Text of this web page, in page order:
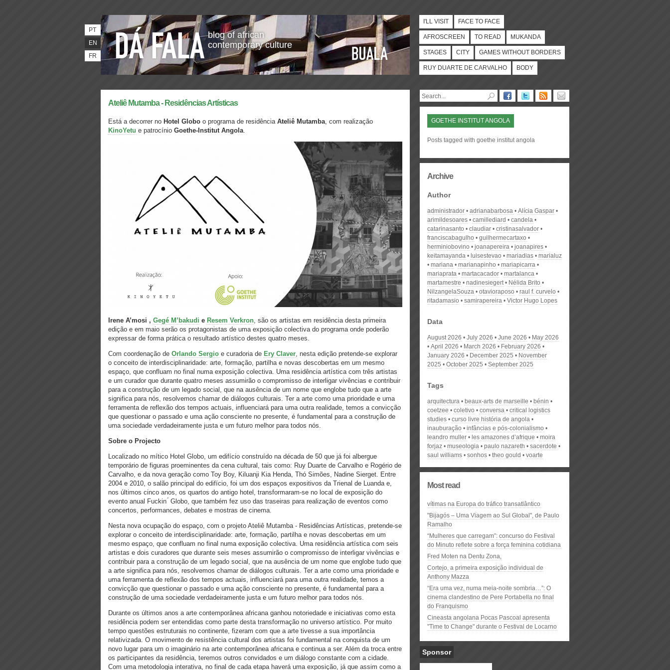
blog of african
contemporary culture
PT
EN
FR
I'LL VISIT FACE TO FACE
AFROSCREEN TO READ MUKANDA
STAGES CITY GAMES WITHOUT BORDERS
RUY DUARTE DE CARVALHO BODY
Ateliê Mutamba - Residências Artísticas
Está a decorrer no Hotel Globo o programa de residência Ateliê Mutamba, com realização
KinoYetu e patrocínio Goethe-Institut Angola.
Irene A’mosi , Gegé M’bakudi e Resem Verkron, são os artistas em residência desta primeira
edição e em maio serão os protagonistas de uma exposição colectiva do programa onde poderão
expressar de forma prática o resultado artístico destes quatro meses.
Com coordenação de Orlando Sergio e curadoria de Ery Claver, nesta edição pretende-se explorar
o conceito de interdisciplinaridade: arte, formação, partilha e novas descobertas em um mesmo
espaço, que confluam no final numa exposição colectiva. Uma residência artística com três artistas
e um curador que durante quatro meses assumirão o compromisso de interligar vivências e contribuir
para a construção de um legado social, que na ausência de um nome que englobe tudo que a arte
significa para nós, resolvemos chamar de diálogos culturais. Ter a arte como uma prioridade e uma
ferramenta de reflexão dos tempos actuais, influenciará para uma outra realidade, temos a convicção
que questionar o passado e uma ação consciente no presente, é fundamental para a construção de
uma sociedade verdadeiramente justa e um futuro melhor para todos nós.
Sobre o Projecto
Localizado no mítico Hotel Globo, um edifício construído na década de 50 que já foi albergue
temporário de figuras proeminentes da cena cultural, tais como: Ruy Duarte de Carvalho e Rogério de
Carvalho, e da nova geração como Toy Boy, Kiluanji Kia Henda, Thó Simões, Nadine Sierget. Entre
2004 e 2010, o salão principal do edifício, foi um dos espaços expositivos da Trienal de Luanda e,
nos últimos cinco anos, os quartos do antigo hotel, transformaram-se no local de exposição do
evento anual Fuckin ́ Globo, que também fez uso das traseiras para realização de eventos como
concertos, performances, debates e mostras de cinema.
Nesta nova ocupação do espaço, com o projeto Ateliê Mutamba - Residências Artísticas, pretende-se
explorar o conceito de interdisciplinaridade: arte, formação, partilha e novas descobertas em um
mesmo espaço, que confluam no final numa exposição colectiva. Uma residência artística com seis
artistas e dois curadores que durante seis meses assumirão o compromisso de interligar vivências e
contribuir para a construção de um legado social, que na ausência de um nome que englobe tudo que
a arte significa para nós, resolvemos chamar de diálogos culturais. Ter a arte como uma prioridade e
uma ferramenta de reflexão dos tempos actuais, influenciará para uma outra realidade, temos a
convicção que questionar o passado e uma ação consciente no presente, é fundamental para a
construção de uma sociedade verdadeiramente justa e um futuro melhor para todos nós.
Durante os últimos anos a arte contemporânea africana ganhou notoriedade e iniciativas como esta
residência podem ser entendidas como parte desta transformação no universo artístico. Por muito
tempo questões estruturais no continente, fizeram com que a arte tivesse a sua importância
relativizada. O movimento de resistência cultural dos artistas foi fundamental na conquista de um
novo lugar para um o imaginário na arte contemporânea africana e continua a ser. Além da troca entre
os participantes da residência, teremos outros convidados e um diálogo constante com a cidade.
Com uma metodologia interativa, no final de cada etapa haverá uma exposição, já que assim como a
GOETHE INSTITUT ANGOLA
Posts tagged with goethe institut angola
Archive
Author
administrador adrianabarbosa
Alícia Gaspar
arimildesoares
camillediard
candela
catarinasanto
claudiar
cristinasalvador
franciscabagulho
guilhermecartaxo
herminiobovino
joanapereira
joanapires
keitamayanda
luisestevao mariadias
marialuz
mariana
marianapinho
mariapicarra
mariaprata
martacacador
martalanca
martamestre
nadinesiegert
Nélida Brito
NilzangelaSouza
otavioraposo
raul f. curvelo
ritadamasio
samirapereira Victor Hugo Lopes
Data
August 2026 July 2026 June 2026
May 2026
April 2026
March 2026
February 2026
January 2026
December 2025
November
2025
October 2025 September 2025
Tags
arquitectura beaux-arts de marseille
bénin
coetzee
coletivo conversa
critical logistics
studies
curso livre história de angola
inauburação
infâncias e pós-colonialismo
leandro muller
les amazones d’afrique
moira
forjaz
museologia paulo nazareth
sacerdote
saul williams
sonhos theo gould voarte
Most read
vítimas na Europa do tráfico transatlântico
"Bijagós – Uma Viagem ao Sul Global", de Paulo
Ramalho
“Mulheres que carregam”: concurso do Festival
do Minuto reflete sobre a força feminina cotidiana
Fred Moten na Dentu Zona,
Cortejo, a primeira exposição individual de
Anthony Mazza
“Era uma vez, numa meia-noite sombria…”: O
cinema clandestino de Pere Portabella no final
do Franquismo
Cineasta angolana Pocas Pascoal apresenta
"Time to Change" durante o Festival de Locarno
Sponsor